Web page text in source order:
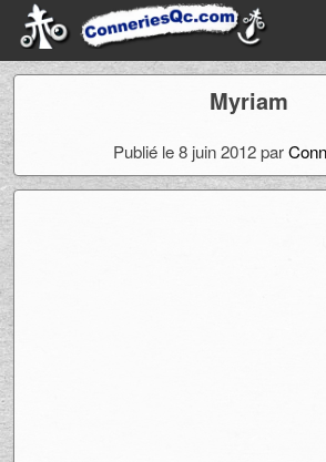
Myriam
Publié le 8 juin 2012 par